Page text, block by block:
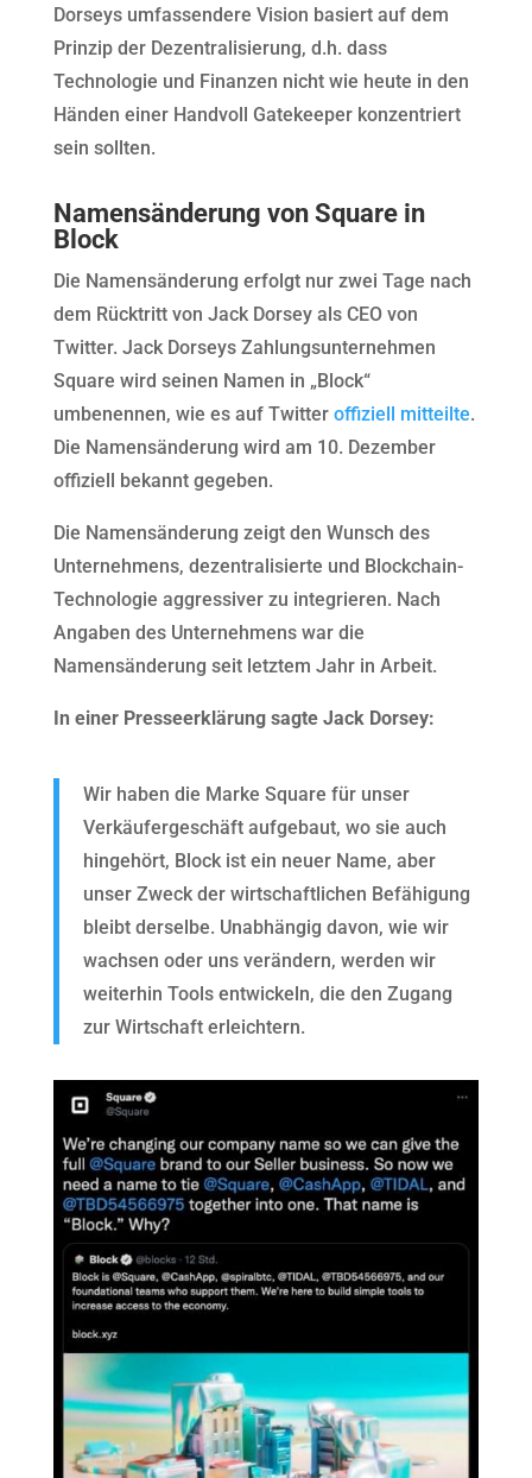
Dorseys umfassendere Vision basiert auf dem
Prinzip der Dezentralisierung, d.h. dass
Technologie und Finanzen nicht wie heute in den
Händen einer Handvoll Gatekeeper konzentriert
sein sollten.
Namensänderung von Square in
Block
Die Namensänderung erfolgt nur zwei Tage nach
dem Rücktritt von Jack Dorsey als CEO von
Twitter. Jack Dorseys Zahlungsunternehmen
Square wird seinen Namen in „Block“
umbenennen, wie es auf Twitter offiziell mitteilte.
Die Namensänderung wird am 10. Dezember
offiziell bekannt gegeben.
Die Namensänderung zeigt den Wunsch des
Unternehmens, dezentralisierte und Blockchain-
Technologie aggressiver zu integrieren. Nach
Angaben des Unternehmens war die
Namensänderung seit letztem Jahr in Arbeit.
In einer Presseerklärung sagte Jack Dorsey:
Wir haben die Marke Square für unser
Verkäufergeschäft aufgebaut, wo sie auch
hingehört, Block ist ein neuer Name, aber
unser Zweck der wirtschaftlichen Befähigung
bleibt derselbe. Unabhängig davon, wie wir
wachsen oder uns verändern, werden wir
weiterhin Tools entwickeln, die den Zugang
zur Wirtschaft erleichtern.